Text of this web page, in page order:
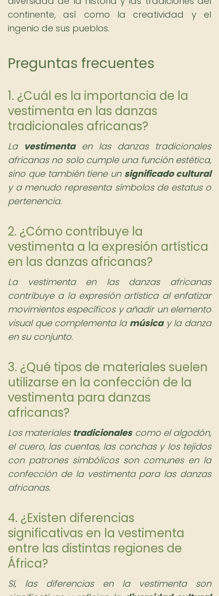
continente, así como la creatividad y el
ingenio de sus pueblos.
Preguntas frecuentes
1. ¿Cuál es la importancia de la
vestimenta en las danzas
tradicionales africanas?
La vestimentaen las danzas tradicionales
africanas no solo cumple una función estética,
sino que también tiene un significado cultural
y a menudo representa símbolos de estatus o
pertenencia.
2. ¿Cómo contribuye la
vestimenta a la expresión artística
en las danzas africanas?
La vestimenta en las danzas africanas
contribuye a la expresión artística al enfatizar
movimientos específicos y añadir un elemento
visual que complementa la músicay la danza
en su conjunto.
3. ¿Qué tipos de materiales suelen
utilizarse en la confección de la
vestimenta para danzas
africanas?
Los materiales tradicionalescomo el algodón,
el cuero, las cuentas, las conchas y los tejidos
con patrones simbólicos son comunes en la
confección de la vestimenta para las danzas
africanas.
4. ¿Existen diferencias
significativas en la vestimenta
entre las distintas regiones de
África?
Sí, las diferencias en la vestimenta son